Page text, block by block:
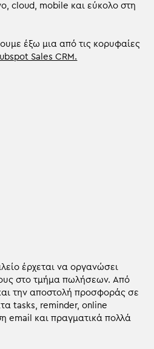
cloud, mobile και εύκολο στη
έξω μια από τις κορυφαίες
Sales CRM.
έρχεται να οργανώσει
στο τμήμα πωλήσεων. Από
την αποστολή προσφοράς σε
tasks, reminder, online
email και πραγματικά πολλά